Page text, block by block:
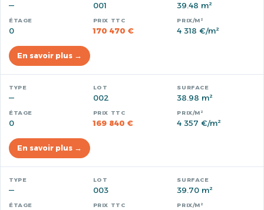
— 001 39.48 m²
0 170 470 € 4 318 €/m²
En savoir plus →
— 002 38.98 m²
0 169 840 € 4 357 €/m²
En savoir plus →
— 003 39.70 m²